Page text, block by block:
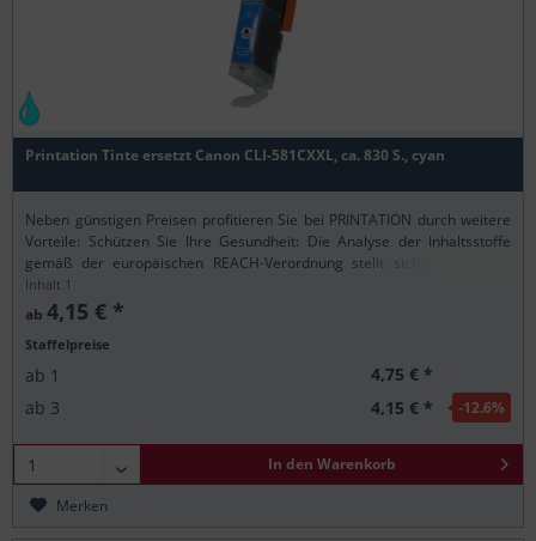
Printation Tinte ersetzt Canon CLI-581CXXL, ca. 830 S., cyan
Neben günstigen Preisen profitieren Sie bei PRINTATION durch weitere
Vorteile: Schützen Sie Ihre Gesundheit: Die Analyse der Inhaltsstoffe
gemäß der europäischen REACH-Verordnung stellt sicher, dass alle
Printation-Produkte nur...
Inhalt 1
ab4,15 € *
Staffelpreise
ab 1
4,75 € *
ab 3 4,15 € * -12.6%
In den Warenkorb
Merken